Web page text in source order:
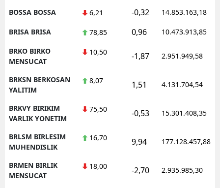
BOSSA BOSSA 6,21 -0,32 14.853.163,18
BRISA BRISA 78,85 0,96 10.473.913,85
BRKO BIRKO
MENSUCAT
10,50 -1,87 2.951.949,58
BRKSN BERKOSAN
YALITIM
8,07 1,51 4.131.704,54
BRKVY BIRIKIM
VARLIK YONETIM
75,50 -0,53 15.301.408,35
BRLSM BIRLESIM
MUHENDISLIK
16,70 9,94 177.128.457,88
BRMEN BIRLIK
MENSUCAT
18,00 -2,70 2.935.985,30